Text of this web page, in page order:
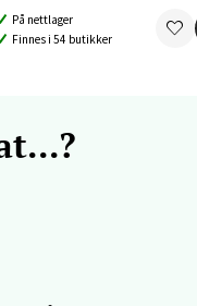
På nettlager
Finnes i 54 butikker